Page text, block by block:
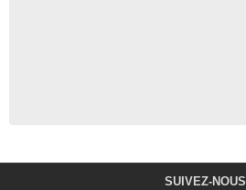
SUIVEZ-NOUS